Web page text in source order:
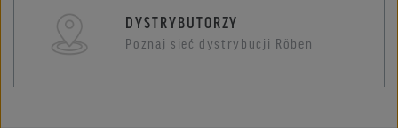
DYSTRYBUTORZY
Poznaj sieć dystrybucji Röben